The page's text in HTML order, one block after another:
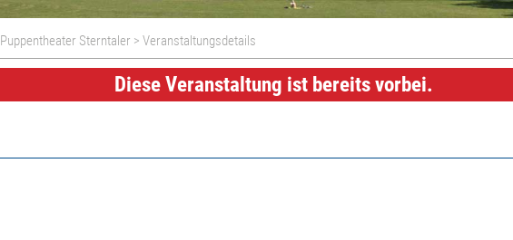
Puppentheater Sterntaler > Veranstaltungsdetails
Diese Veranstaltung ist bereits vorbei.